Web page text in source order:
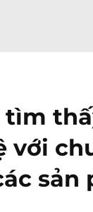
tìm
với
sản